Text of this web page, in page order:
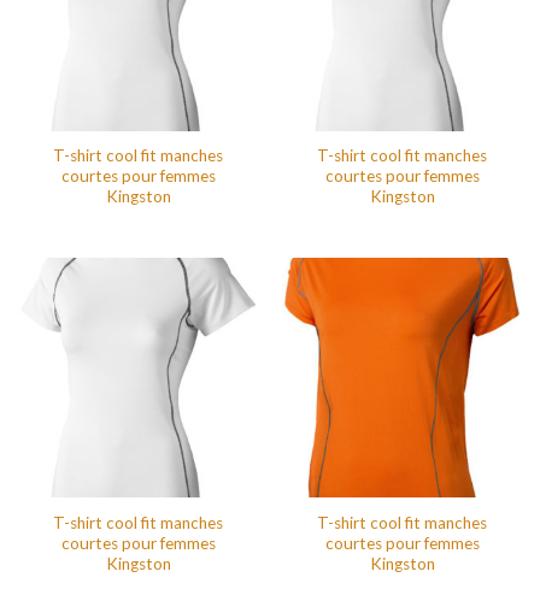
T-shirt cool fit manches
courtes pour femmes
Kingston
T-shirt cool fit manches
courtes pour femmes
Kingston
T-shirt cool fit manches
courtes pour femmes
Kingston
T-shirt cool fit manches
courtes pour femmes
Kingston